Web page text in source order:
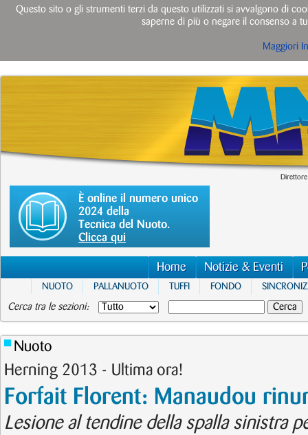
È online il numero unico
2024 della
Tecnica del Nuoto.
Clicca qui
Home Notizie & Eventi
NUOTO PALLANUOTO TUFFI FONDO
Cerca tra le sezioni:
Nuoto
Herning 2013 - Ultima ora!
Forfait Florent: Manaudou
Lesione al tendine della spalla sinistra
Questo sito o gli strumenti terzi da questo utilizzati si avvalgono di
saperne di più o negare il consenso a
Maggiori